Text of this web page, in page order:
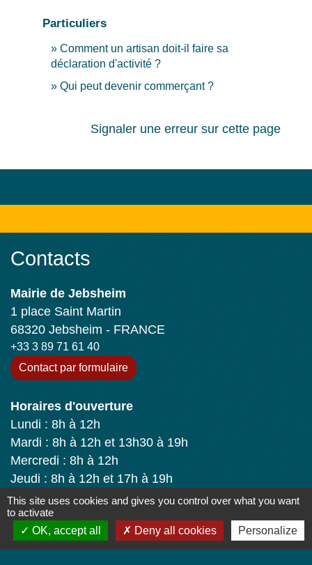
Particuliers
Comment un artisan doit-il faire sa
déclaration d'activité ?
Qui peut devenir commerçant ?
Signaler une erreur sur cette page
Contacts
Mairie de Jebsheim
1 place Saint Martin
68320 Jebsheim - FRANCE
+33 3 89 71 61 40
Contact par formulaire
Horaires d'ouverture
Lundi : 8h à 12h
Mardi : 8h à 12h et 13h30 à 19h
Mercredi : 8h à 12h
Jeudi : 8h à 12h et 17h à 19h
Vendredi : 8h à 12h
Liens
This site uses cookies and gives you control over what you want
to activate
OK, accept all
Deny all cookies Personalize